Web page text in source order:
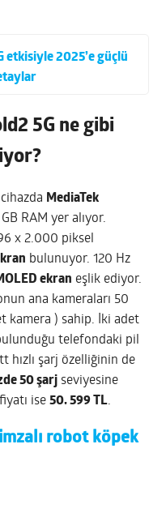
etkisiyle 2025’e güçlü
5G ne gibi
MediaTek
RAM yer alıyor.
x 2.000 piksel
bulunuyor. 120 Hz
ekran eşlik ediyor.
ana kameraları 50
kamera ) sahip. İki adet
telefondaki pil
hızlı şarj özelliğinin de
50 şarj seviyesine
ise50. 599 TL.
robot köpek